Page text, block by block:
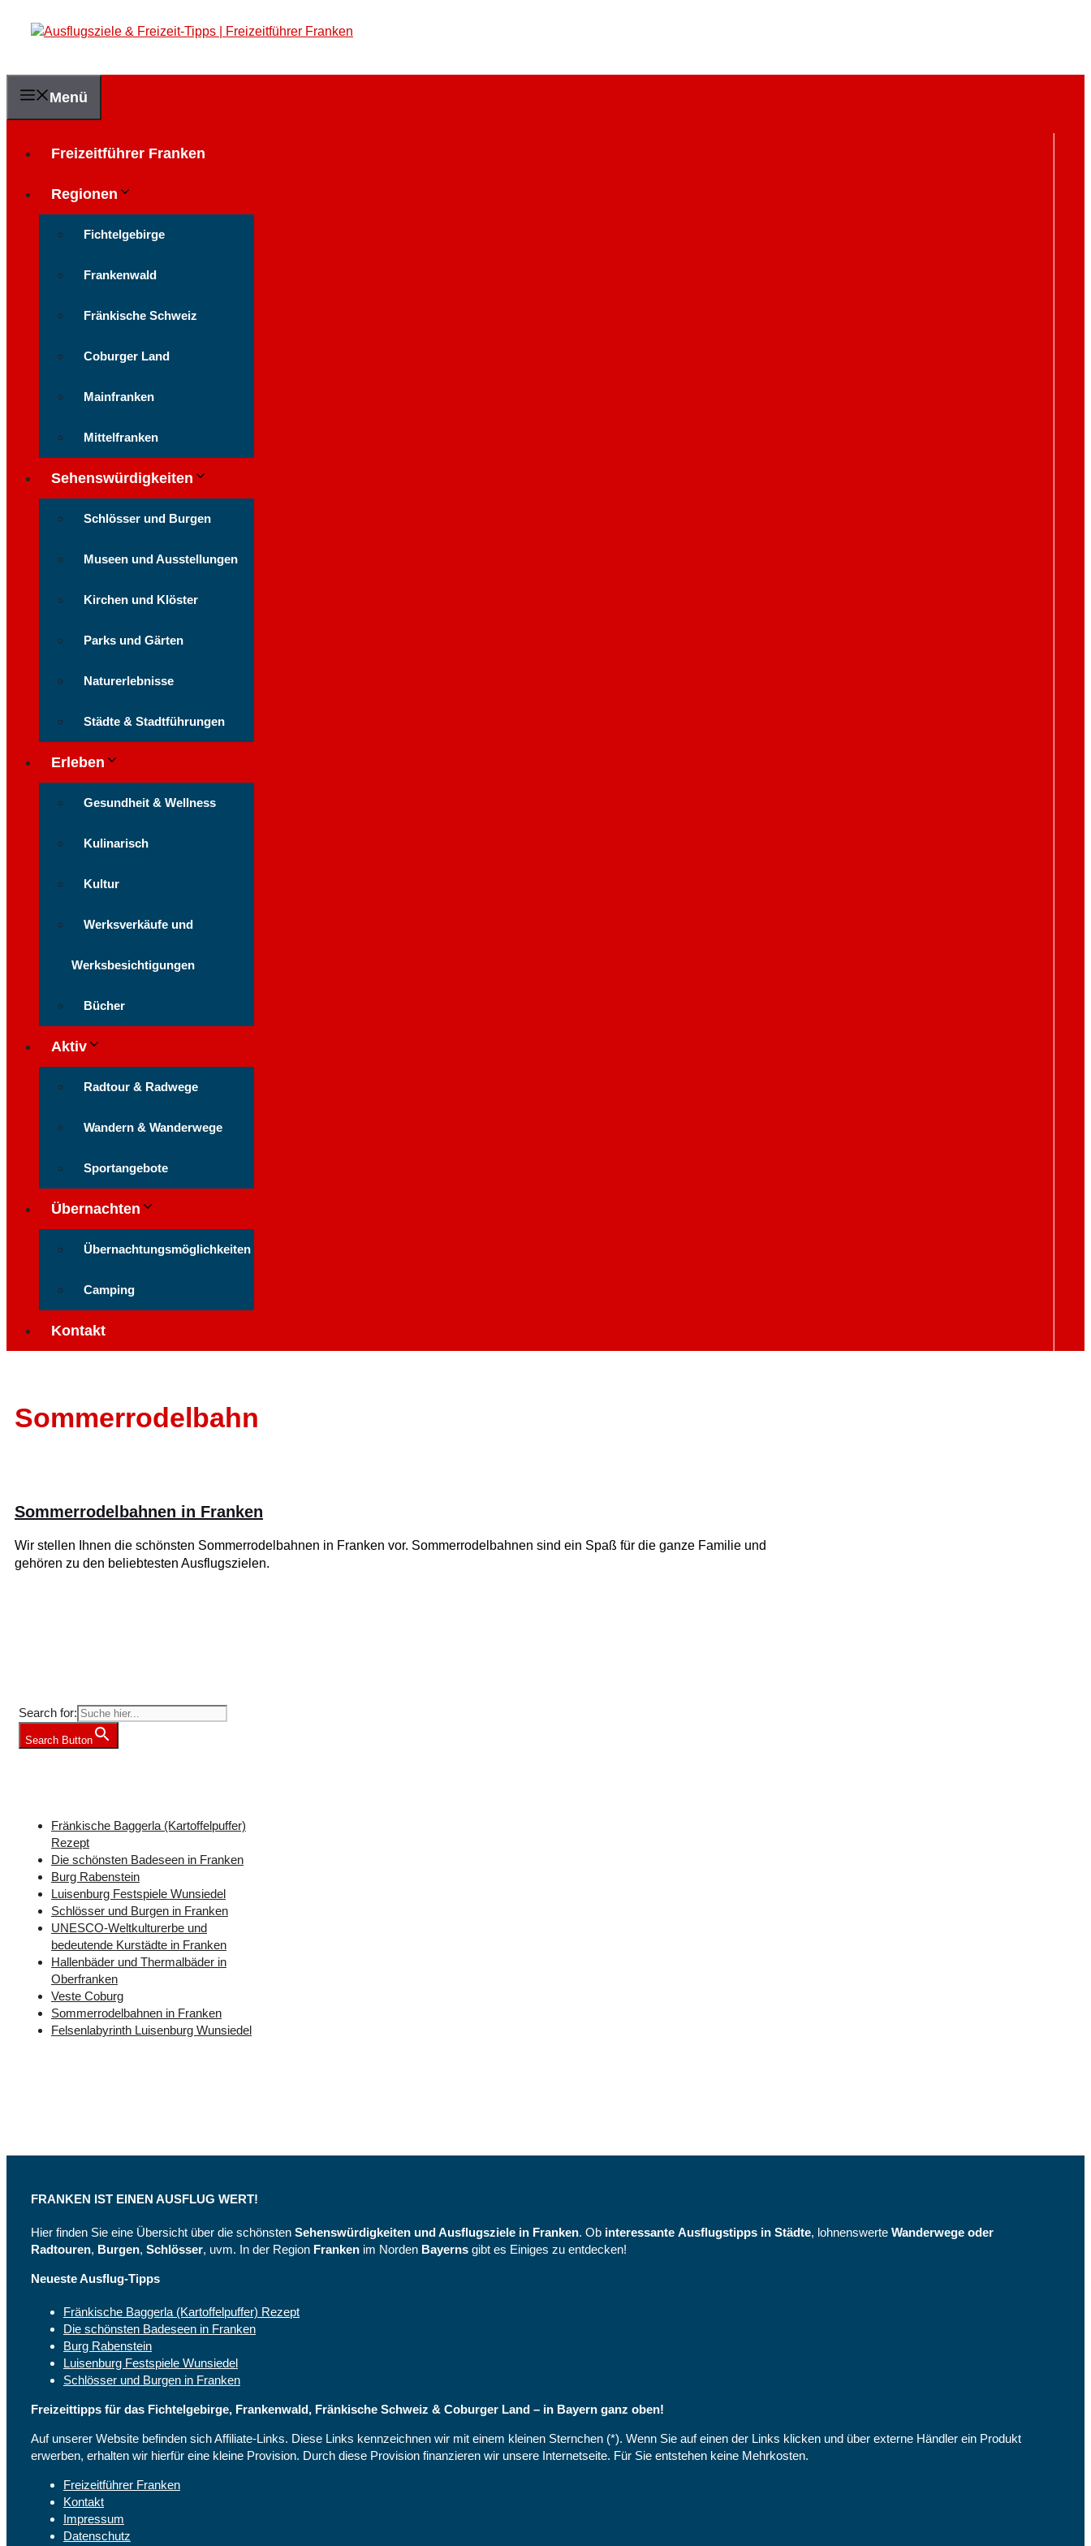
Inhalt
Menü
Freizeitführer Franken
Regionen
Fichtelgebirge
Frankenwald
Fränkische Schweiz
Coburger Land
Mainfranken
Mittelfranken
Sehenswürdigkeiten
Schlösser und Burgen
Museen und Ausstellungen
Kirchen und Klöster
Parks und Gärten
Naturerlebnisse
Städte & Stadtführungen
Erleben
Gesundheit & Wellness
Kulinarisch
Kultur
Werksverkäufe und
Werksbesichtigungen
Bücher
Aktiv
Radtour & Radwege
Wandern & Wanderwege
Sportangebote
Übernachten
Übernachtungsmöglichkeiten
Camping
Kontakt
Sommerrodelbahn
Sommerrodelbahnen in Franken
Wir stellen Ihnen die schönsten Sommerrodelbahnen in Franken vor. Sommerrodelbahnen sind ein Spaß für die ganze Familie und
gehören zu den beliebtesten Ausflugszielen.
Search for:
Search Button
Fränkische Baggerla (Kartoffelpuffer)
Rezept
Die schönsten Badeseen in Franken
Burg Rabenstein
Luisenburg Festspiele Wunsiedel
Schlösser und Burgen in Franken
UNESCO-Weltkulturerbe und
bedeutende Kurstädte in Franken
Hallenbäder und Thermalbäder in
Oberfranken
Veste Coburg
Sommerrodelbahnen in Franken
Felsenlabyrinth Luisenburg Wunsiedel
FRANKEN IST EINEN AUSFLUG WERT!
Hier finden Sie eine Übersicht über die schönsten Sehenswürdigkeiten und Ausflugsziele in Franken. Ob interessante Ausflugstipps in Städte, lohnenswerte Wanderwege oder
Radtouren, Burgen, Schlösser, uvm. In der Region Franken im Norden Bayerns gibt es Einiges zu entdecken!
Neueste Ausflug-Tipps
Fränkische Baggerla (Kartoffelpuffer) Rezept
Die schönsten Badeseen in Franken
Burg Rabenstein
Luisenburg Festspiele Wunsiedel
Schlösser und Burgen in Franken
Freizeittipps für das Fichtelgebirge, Frankenwald, Fränkische Schweiz & Coburger Land – in Bayern ganz oben!
Auf unserer Website befinden sich Affiliate-Links. Diese Links kennzeichnen wir mit einem kleinen Sternchen (*). Wenn Sie auf einen der Links klicken und über externe Händler ein Produkt
erwerben, erhalten wir hierfür eine kleine Provision. Durch diese Provision finanzieren wir unsere Internetseite. Für Sie entstehen keine Mehrkosten.
Freizeitführer Franken
Kontakt
Impressum
Datenschutz